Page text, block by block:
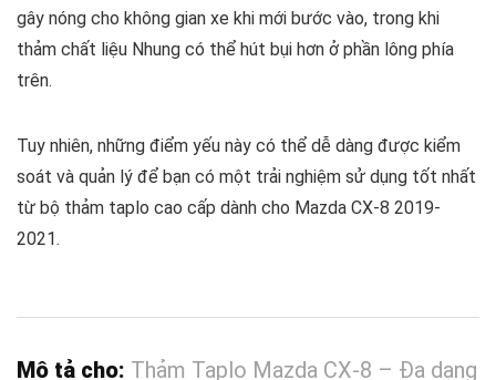
gây nóng cho không gian xe khi mới bước vào, trong khi
thảm chất liệu Nhung có thể hút bụi hơn ở phần lông phía
trên.
Tuy nhiên, những điểm yếu này có thể dễ dàng được kiểm
soát và quản lý để bạn có một trải nghiệm sử dụng tốt nhất
từ bộ thảm taplo cao cấp dành cho Mazda CX-8 2019-
2021.
Mô tả cho: Thảm Taplo Mazda CX-8 – Đa dạng